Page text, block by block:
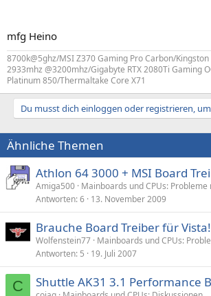
mfg Heino
8700k@5ghz/MSI Z370 Gaming Pro Carbon/
2933mhz @3200mhz/Gigabyte RTX 2080Ti Gaming
Platinum 850/Thermaltake Core X71
Du musst dich einloggen oder registrieren,
Ähnliche Themen
Athlon 64 3000 + MSI Board
Amiga500 Mainboards und CPUs: Probleme
Antworten 6 13. November 2009
Brauche Board Treiber für
Wolfenstein77 Mainboards und CPUs:
Antworten 5 19. Juli 2007
C Shuttle AK31 3.1 Performance